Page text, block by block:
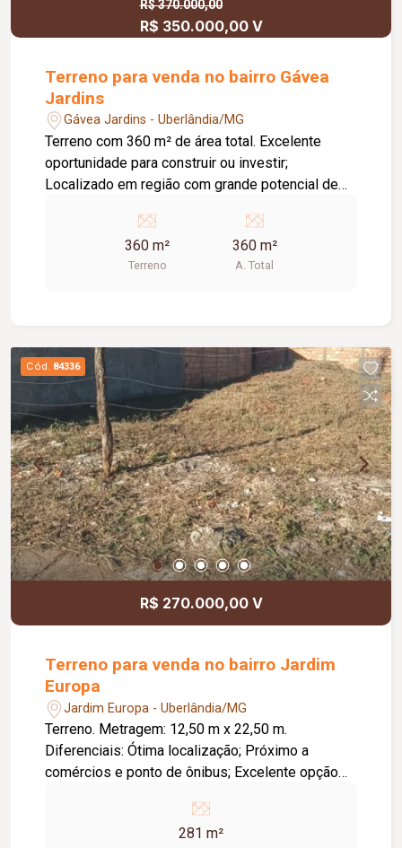
R$ 370.000,00
R$ 350.000,00 V
Terreno para venda no bairro Gávea
Jardins
Gávea Jardins - Uberlândia/MG
Terreno com 360 m² de área total. Excelente
oportunidade para construir ou investir;
Localizado em região com grande potencial de
360 m²
Terreno
360 m²
A. Total
Cód. 84336
R$ 270.000,00 V
Terreno para venda no bairro Jardim
Europa
Jardim Europa - Uberlândia/MG
Terreno. Metragem: 12,50 m x 22,50 m.
Diferenciais: Ótima localização; Próximo a
comércios e ponto de ônibus; Excelente opção
281 m²